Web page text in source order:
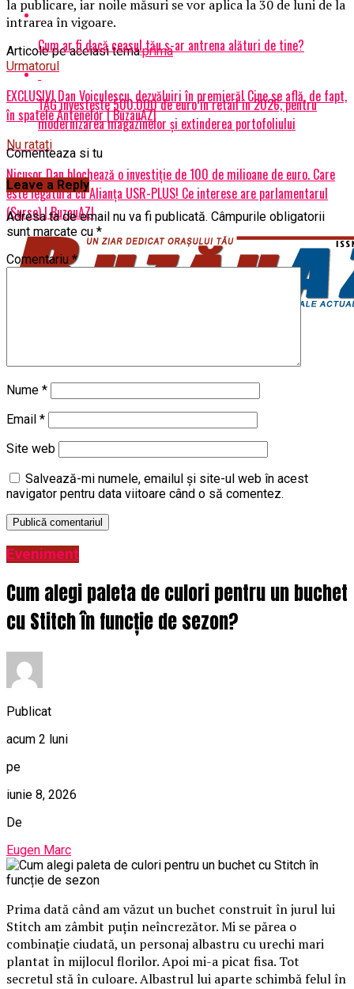
la publicare, iar noile măsuri se vor aplica la 30 de luni de la
intrarea în vigoare.
Articole pe aceiasi tema:prima
Urmatorul
EXCLUSIV! Dan Voiculescu, dezvăluiri în premieră! Cine se află, de fapt,
în spatele Antenelor | BuzauAZI
Nu ratati
Nicușor Dan blochează o investiție de 100 de milioane de euro. Care
este legătura cu Alianța USR-PLUS! Ce interese are parlamentarul
(Surse) | BuzauAZI
Cum ar fi dacă ceasul tău s-ar antrena alături de tine?
TAG investește 500.000 de euro în retail în 2026, pentru
modernizarea magazinelor și extinderea portofoliului
Comenteaza si tu
Leave a Reply
Adresa ta de email nu va fi publicată. Câmpurile obligatorii
sunt marcate cu *
Comentariu*
Nume *
Email *
Site web
Salvează-mi numele, emailul și site-ul web în acest
navigator pentru data viitoare când o să comentez.
Eveniment
Cum alegi paleta de culori pentru un buchet
cu Stitch în funcție de sezon?
Publicat
acum 2 luni
pe
iunie 8, 2026
De
Eugen Marc
Prima dată când am văzut un buchet construit în jurul lui
Stitch am zâmbit puțin neîncrezător. Mi se părea o
combinație ciudată, un personaj albastru cu urechi mari
plantat în mijlocul florilor. Apoi mi-a picat fisa. Tot
secretul stă în culoare. Albastrul lui aparte schimbă felul în